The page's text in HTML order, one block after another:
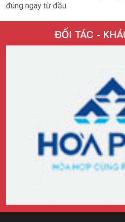
đúng ngay từ đầu.
ĐỐI TÁC -